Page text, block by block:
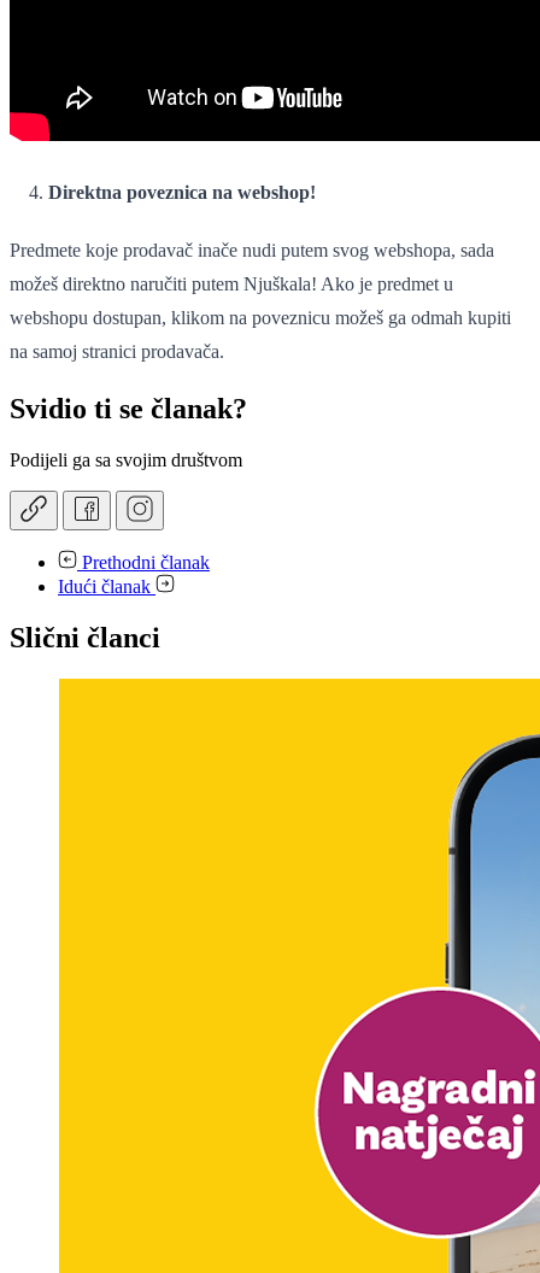
Direktna poveznica na webshop!
Predmete koje prodavač inače nudi putem svog webshopa, sada
možeš direktno naručiti putem Njuškala! Ako je predmet u
webshopu dostupan, klikom na poveznicu možeš ga odmah kupiti
na samoj stranici prodavača.
Svidio ti se članak?
Podijeli ga sa svojim društvom
Prethodni članak
Idući članak
Slični članci